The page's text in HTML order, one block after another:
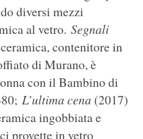
diversi mezzi
al vetro. Segnali
contenitore in
di Murano, è
con il Bambino di
L’ultima cena (2017)
ingobbiata e
provette in vetro